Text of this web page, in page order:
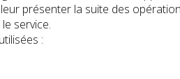
présenter la suite des
service.
: